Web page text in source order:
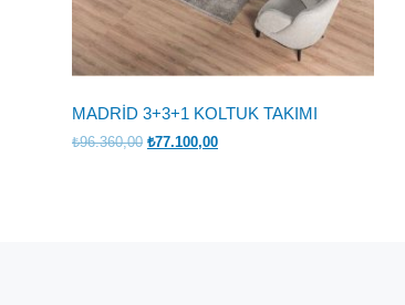
MADRİD 3+3+1 KOLTUK TAKIMI
₺96.360,00 Orijinal
₺77.100,00Şu